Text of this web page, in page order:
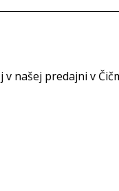
našej predajni v